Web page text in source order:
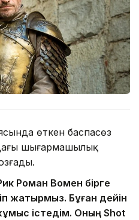
өткен баспасөз
шығармашылық
Роман Вомен бірге
жатырмыз. Бұған дейін
істедім. Оның Shot